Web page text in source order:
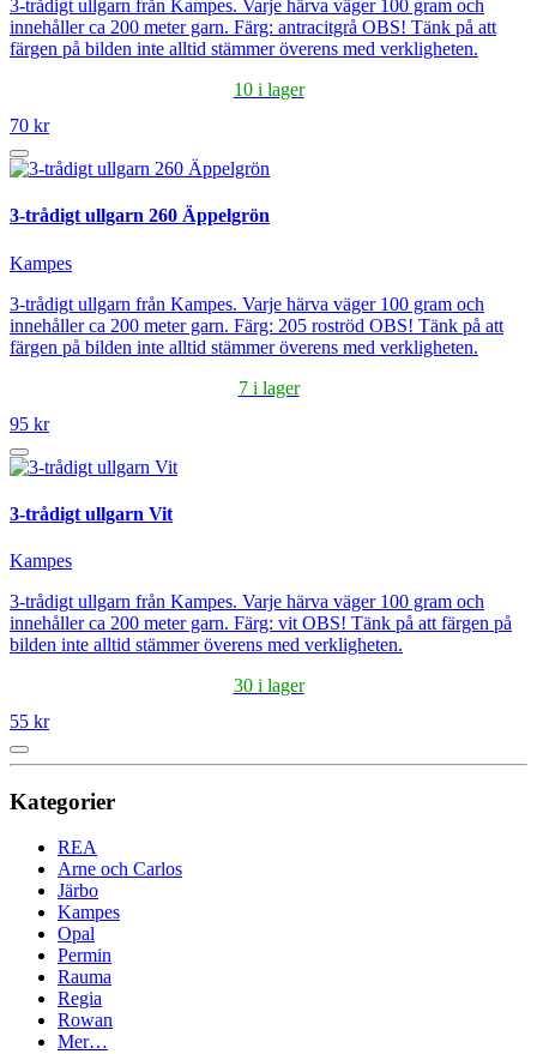
3-trådigt ullgarn från Kampes. Varje härva väger 100 gram och
innehåller ca 200 meter garn. Färg: antracitgrå OBS! Tänk på att
färgen på bilden inte alltid stämmer överens med verkligheten.
10 i lager
70 kr
3-trådigt ullgarn 260 Äppelgrön
Kampes
3-trådigt ullgarn från Kampes. Varje härva väger 100 gram och
innehåller ca 200 meter garn. Färg: 205 roströd OBS! Tänk på att
färgen på bilden inte alltid stämmer överens med verkligheten.
7 i lager
95 kr
3-trådigt ullgarn Vit
Kampes
3-trådigt ullgarn från Kampes. Varje härva väger 100 gram och
innehåller ca 200 meter garn. Färg: vit OBS! Tänk på att färgen på
bilden inte alltid stämmer överens med verkligheten.
30 i lager
55 kr
Kategorier
REA
Arne och Carlos
Järbo
Kampes
Opal
Permin
Rauma
Regia
Rowan
Mer…